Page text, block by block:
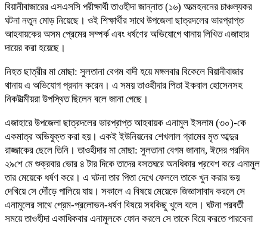
বিয়ানীবাজারের এসএসসি পরীক্ষার্থী তাওহীদা জান্নাত (১৬) আত্মহননের চাঞ্চল্যকর
ঘটনা নতুন মোড় নিয়েছে। ওই শিক্ষার্থীর সাথে উপজেলা ছাত্রদলের ভারপ্রাপ্ত
আহবায়কের অসম প্রেমের সম্পর্ক এবং ধর্ষণের অভিযোগে থানায় লিখিত এজাহার
দায়ের করা হয়েছে।
নিহত ছাত্রীর মা মোছা: সুলতানা বেগম বাদী হয়ে মঙ্গলবার বিকেলে বিয়ানীবাজার
থানায় এ অভিযোগ প্রদান করেন। এ সময় তাওহীদার পিতা ইকবাল হোসেনসহ
নিকটাত্মীয়রা উপস্থিত ছিলেন বলে জানা গেছে।
এজাহারে উপজেলা ছাত্রদলের ভারপ্রাপ্ত আহবায়ক এনামুল ইসলাম (৩০)-কে
একমাত্র অভিযুক্ত করা হয়। একই ইউনিয়নের শেখলাল গ্রামের মৃত আব্দুর
রাজ্জাকের ছেলে তিনি। তাওহীদার মা মোছা: সুলতানা বেগম জানান, ঈদের পরদিন
২৯শে মে শুক্রবার ভোর ৪ টার দিকে তাদের বসতঘরে অনধিকার প্রবেশ করে এনামুল
তার মেয়েকে ধর্ষণ করে। এ ঘটনা তার পিতা দেখে ফেললে তাকে খুন করার ভয়
দেখিয়ে সে দৌঁড়ে পালিয়ে যায়। সকালে এ বিষয়ে মেয়েকে জিজ্ঞাসাবাদ করলে সে
এনামুলের সাথে প্রেম-প্রলোভন-ধর্ষণ বিষয়ে সবকিছু খুলে বলে। ঘটনা পরবর্তী
সময়ে তাওহীদা একাধিকবার এনামুলকে ফোন করলে সে তাকে বিয়ে করতে পারবেনা